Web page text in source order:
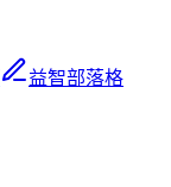
益智部落格